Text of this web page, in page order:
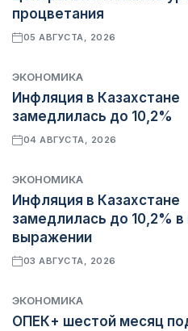
процветания
05 АВГУСТА, 2026
ЭКОНОМИКА
Инфляция в Казахстане
замедлилась до 10,2%
04 АВГУСТА, 2026
ЭКОНОМИКА
Инфляция в Казахстане
замедлилась до 10,2%
выражении
03 АВГУСТА, 2026
ЭКОНОМИКА
ОПЕК+ шестой месяц